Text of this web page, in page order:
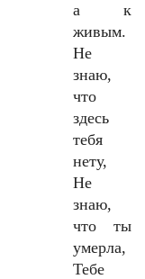
а к
живым.
Не
знаю,
что
здесь
тебя
нету,
Не
знаю,
что ты
умерла,
Тебе